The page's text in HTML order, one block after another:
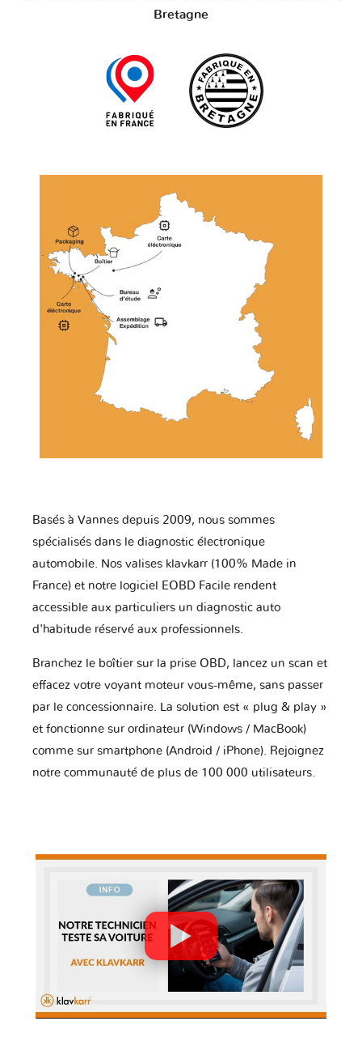
Bretagne
Basés à Vannes depuis 2009, nous sommes
spécialisés dans le diagnostic électronique
automobile. Nos valises klavkarr (100% Made in
France) et notre logiciel EOBD Facile rendent
accessible aux particuliers un diagnostic auto
d'habitude réservé aux professionnels.
Branchez le boîtier sur la prise OBD, lancez un scan et
effacez votre voyant moteur vous-même, sans passer
par le concessionnaire. La solution est « plug & play »
et fonctionne sur ordinateur (Windows / MacBook)
comme sur smartphone (Android / iPhone). Rejoignez
notre communauté de plus de 100 000 utilisateurs.